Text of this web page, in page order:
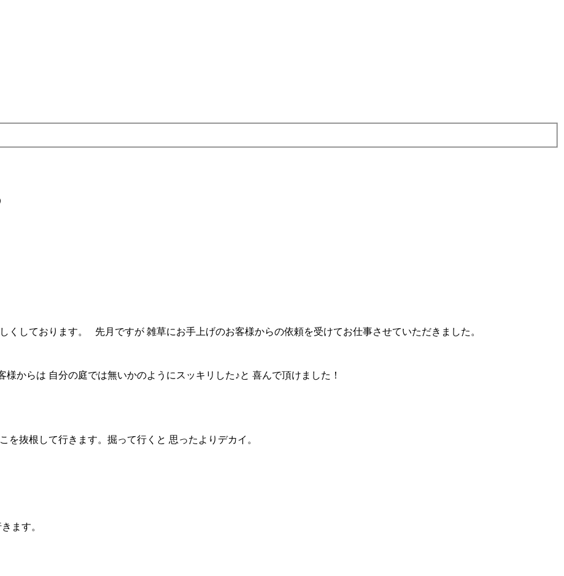
くしております。 先月ですが 雑草にお手上げのお客様からの依頼を受けてお仕事させていただきました。
からは 自分の庭では無いかのようにスッキリした♪と 喜んで頂けました！
抜根して行きます。掘って行くと 思ったよりデカイ。
ます。